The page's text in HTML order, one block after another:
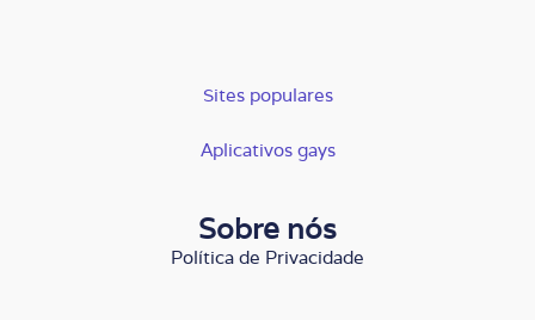
Sites populares
Aplicativos gays
Sobre nós
Política de Privacidade